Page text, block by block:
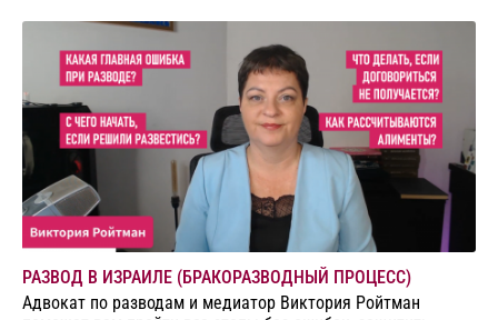
РАЗВОД В ИЗРАИЛЕ (БРАКОРАЗВОДНЫЙ ПРОЦЕСС)
Адвокат по разводам и медиатор Виктория Ройтман